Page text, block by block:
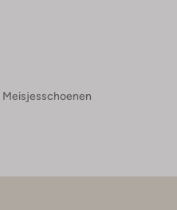
Meisjesschoenen